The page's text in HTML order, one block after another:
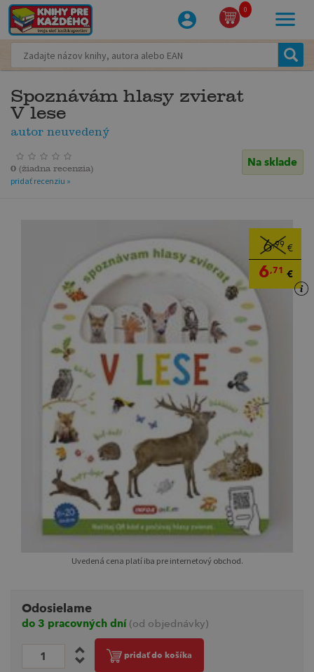
0
Spoznávám hlasy zvierat
V lese
autor neuvedený
Na sklade
0 (žiadna recenzia)
pridať recenziu »
6,99 €
6,71 €
Uvedená cena platí iba pre internetový obchod.
Odosielame
do 3 pracovných dní (od objednávky)
pridať do košíka